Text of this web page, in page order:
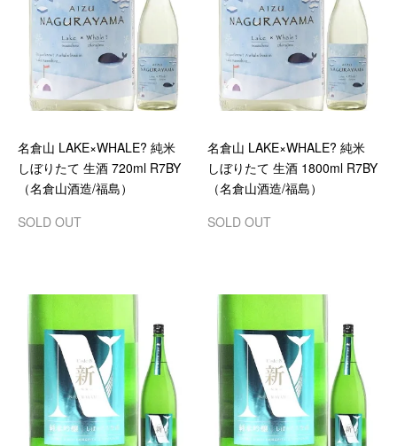
名倉山 LAKE×WHALE? 純米
しぼりたて 生酒 720ml R7BY
（名倉山酒造/福島）
SOLD OUT
名倉山 LAKE×WHALE? 純米
しぼりたて 生酒 1800ml R7BY
（名倉山酒造/福島）
SOLD OUT